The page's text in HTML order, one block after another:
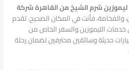
ليموزين شرم الشيخ من القاهرة شركة
والفخامة، فأنت في المكان الصحيح. تقدم
الليموزين والسفر الخاص من
حديثة وسائقين محترفين لضمان رحلة